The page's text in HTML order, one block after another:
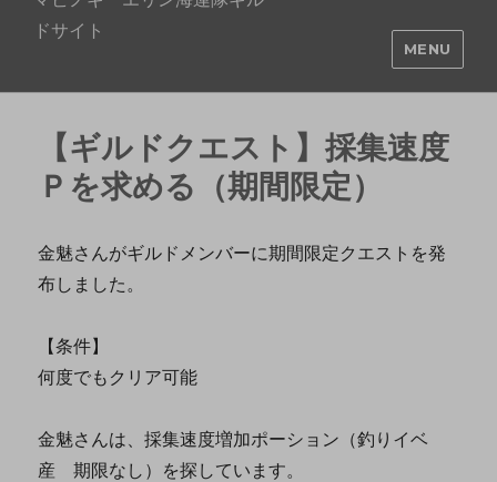
ドサイト
MENU
【ギルドクエスト】採集速度
Ｐを求める（期間限定）
金魅さんがギルドメンバーに期間限定クエストを発
布しました。
【条件】
何度でもクリア可能
金魅さんは、採集速度増加ポーション（釣りイベ
産 期限なし）を探しています。